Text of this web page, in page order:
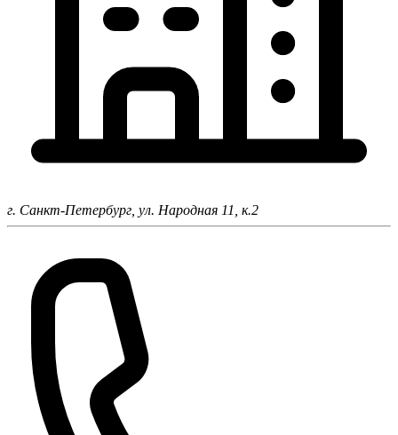
г. Санкт-Петербург, ул. Народная 11, к.2